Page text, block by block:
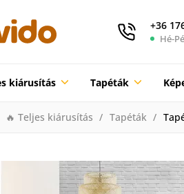
+36
Hé-
kiárusítás Tapéták
🔥 Teljes kiárusítás Tapéták